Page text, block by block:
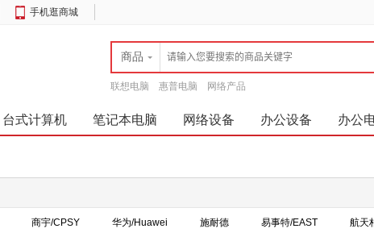
手机逛商城
商品
联想电脑 惠普电脑 网络产品
台式计算机 笔记本电脑 网络设备 办公设备 办公
商宇/CPSY 华为/Huawei 施耐德 易事特/EAST 航天